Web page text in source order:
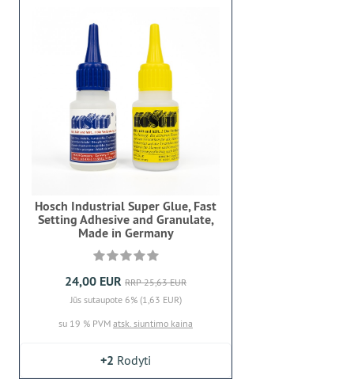
Hosch Industrial Super Glue, Fast
Setting Adhesive and Granulate,
Made in Germany
24,00 EUR RRP 25,63 EUR
Jūs sutaupote 6% (1,63 EUR)
su 19 % PVM atsk. siuntimo kaina
+2 Rodyti